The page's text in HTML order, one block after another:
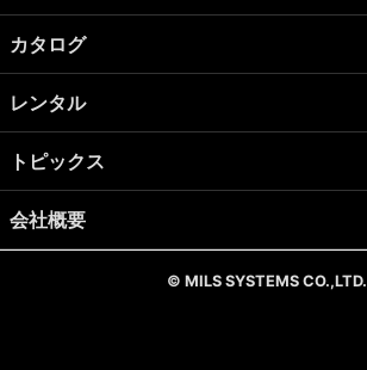
カタログ
レンタル
トピックス
会社概要
© MILS SYSTEMS CO.,LTD.